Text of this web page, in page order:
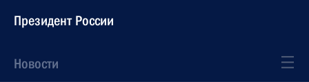
Президент России
Новости